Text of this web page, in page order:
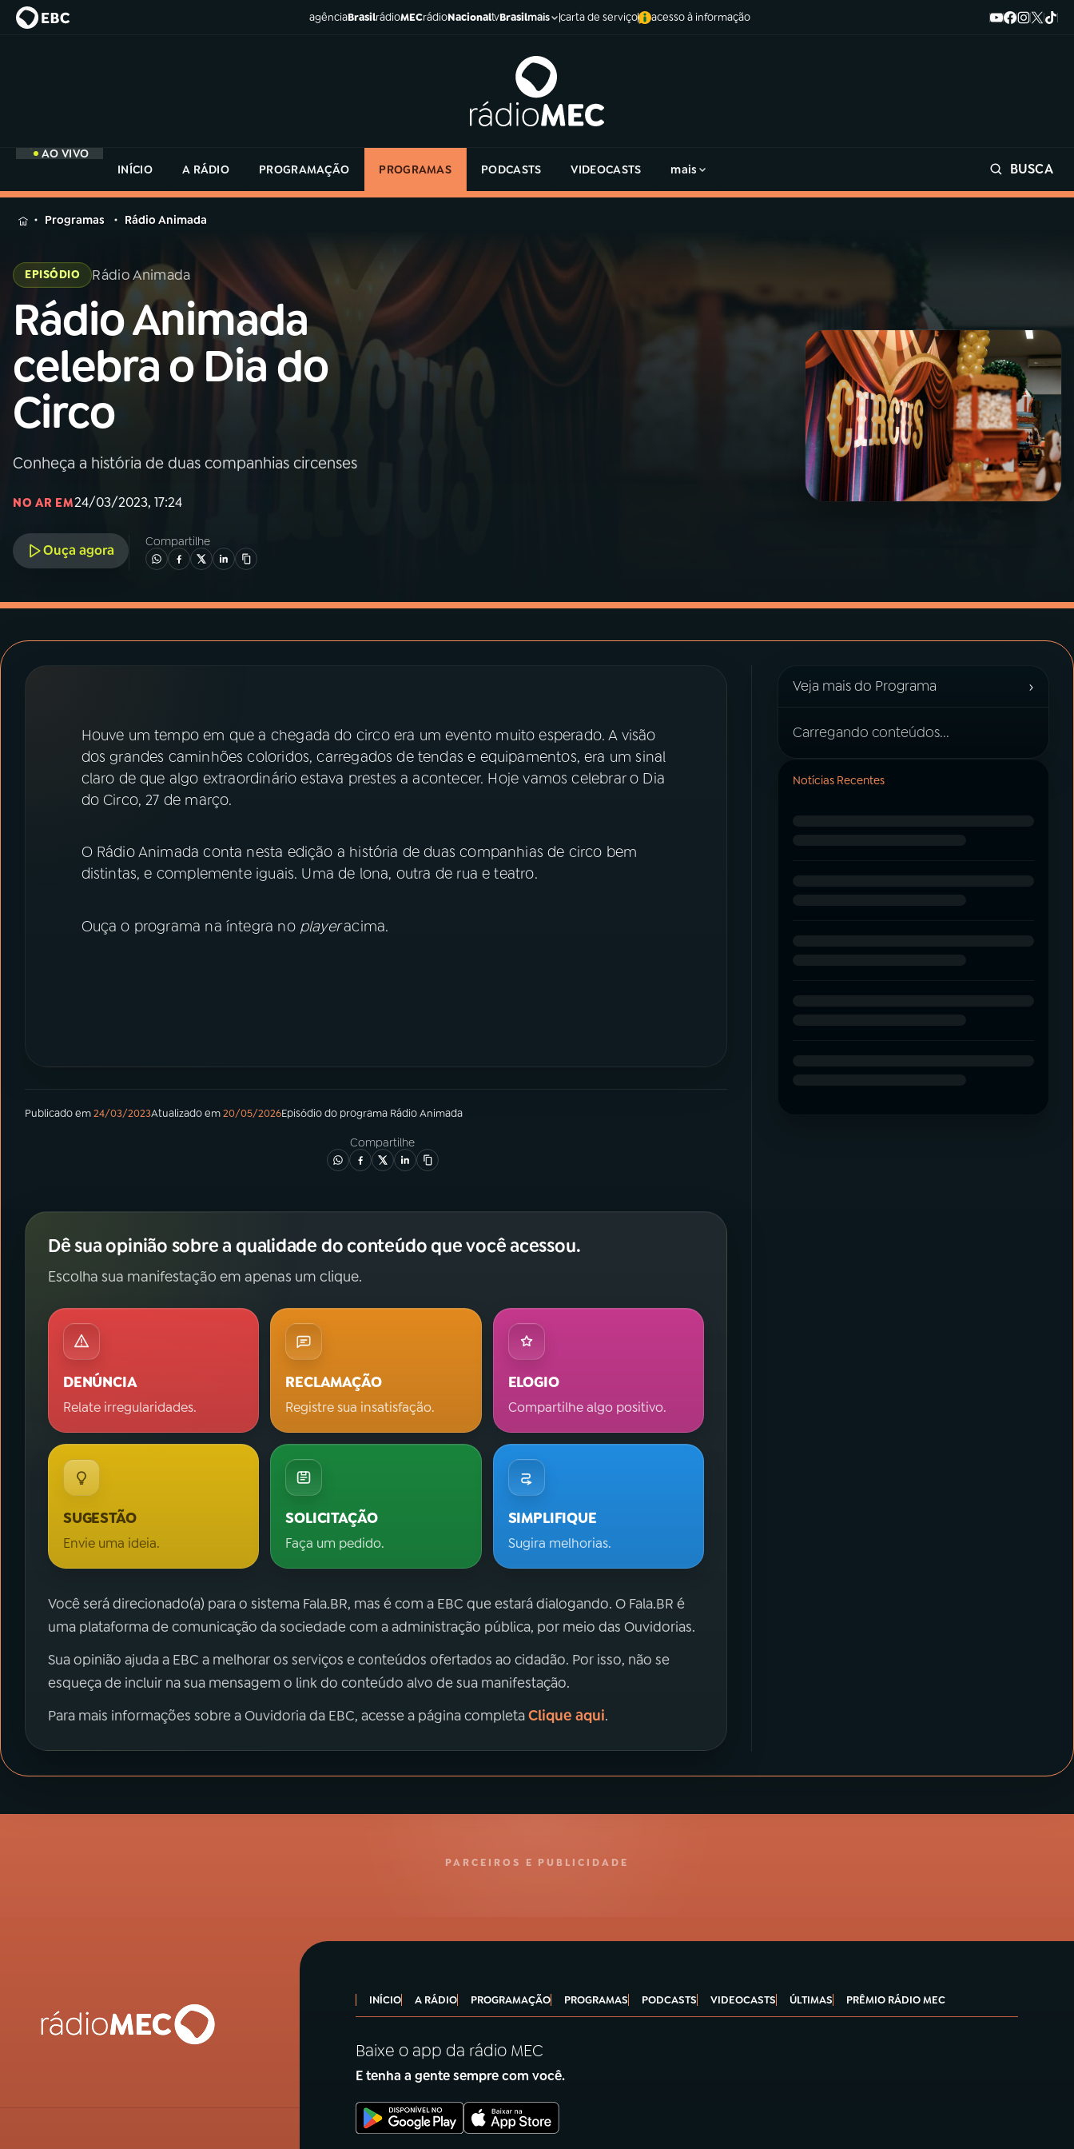
agênciaBrasilrádioMECrádioNacionaltvBrasilmais carta de serviço acesso à informação
AO VIVO
INÍCIO
A RÁDIO PROGRAMAÇÃO PROGRAMAS PODCASTS VIDEOCASTS mais BUSCA
MENU
Buscar
na
Rádio
MEC
Buscar
Início AO VIVO
01INÍCIO
A RÁDIO
03PROGRAMAÇÃO
PROGRAMAS
PRÊMIO RÁDIO MEC
na
Rádio
Programas Rádio Animada
EPISÓDIO Rádio Animada
Rádio Animada
celebra o Dia do
Circo
Conheça a história de duas companhias circenses
NO AR EM24/03/2023, 17:24
Ouça agora
Compartilhe
Houve um tempo em que a chegada do circo era um evento muito esperado. A visão
dos grandes caminhões coloridos, carregados de tendas e equipamentos, era um sinal
claro de que algo extraordinário estava prestes a acontecer. Hoje vamos celebrar o Dia
do Circo, 27 de março.
O Rádio Animada conta nesta edição a história de duas companhias de circo bem
distintas, e complemente iguais. Uma de lona, outra de rua e teatro.
Ouça o programa na íntegra no playeracima.
Publicado em24/03/2023Atualizado em20/05/2026Episódiodo programa Rádio Animada
Compartilhe
Dê sua opinião sobre a qualidade do conteúdo que você acessou.
Escolha sua manifestação em apenas um clique.
DENÚNCIA
Relate irregularidades.
RECLAMAÇÃO
Registre sua insatisfação.
ELOGIO
Compartilhe algo positivo.
SUGESTÃO
Envie uma ideia.
SOLICITAÇÃO
Faça um pedido.
SIMPLIFIQUE
Sugira melhorias.
Você será direcionado(a) para o sistema Fala.BR, mas é com a EBC que estará dialogando. O Fala.BR é
uma plataforma de comunicação da sociedade com a administração pública, por meio das Ouvidorias.
Sua opinião ajuda a EBC a melhorar os serviços e conteúdos ofertados ao cidadão. Por isso, não se
esqueça de incluir na sua mensagem o link do conteúdo alvo de sua manifestação.
Para mais informações sobre a Ouvidoria da EBC, acesse a página completaClique aqui.
Veja mais do Programa ›
Carregando conteúdos...
Notícias Recentes
PARCEIROS E PUBLICIDADE
INÍCIO A RÁDIO PROGRAMAÇÃO PROGRAMAS PODCASTS VIDEOCASTS ÚLTIMAS PRÊMIO RÁDIO MEC
Baixe o app da rádio MEC
E tenha a gente sempre com você.